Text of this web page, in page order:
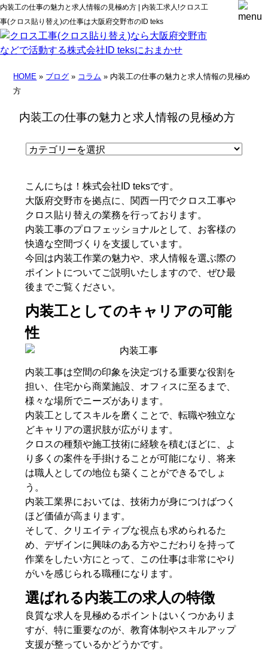
内装工の仕事の魅力と求人情報の見極め方 | 内装工求人!クロス工
事(クロス貼り替え)の仕事は大阪府交野市のID teks
HOME » ブログ » コラム » 内装工の仕事の魅力と求人情報の見極め
方
内装工の仕事の魅力と求人情報の見極め方
こんにちは！株式会社ID teksです。
大阪府交野市を拠点に、関西一円でクロス工事や
クロス貼り替えの業務を行っております。
内装工事のプロフェッショナルとして、お客様の
快適な空間づくりを支援しています。
今回は内装工作業の魅力や、求人情報を選ぶ際の
ポイントについてご説明いたしますので、ぜひ最
後までご覧ください。
内装工としてのキャリアの可能
性
内装工事は空間の印象を決定づける重要な役割を
担い、住宅から商業施設、オフィスに至るまで、
様々な場所でニーズがあります。
内装工としてスキルを磨くことで、転職や独立な
どキャリアの選択肢が広がります。
クロスの種類や施工技術に経験を積むほどに、よ
り多くの案件を手掛けることが可能になり、将来
は職人としての地位も築くことができるでしょ
う。
内装工業界においては、技術力が身につけばつく
ほど価値が高まります。
そして、クリエイティブな視点も求められるた
め、デザインに興味のある方やこだわりを持って
作業をしたい方にとって、この仕事は非常にやり
がいを感じられる職種になります。
選ばれる内装工の求人の特徴
良質な求人を見極めるポイントはいくつかありま
すが、特に重要なのが、教育体制やスキルアップ
支援が整っているかどうかです。